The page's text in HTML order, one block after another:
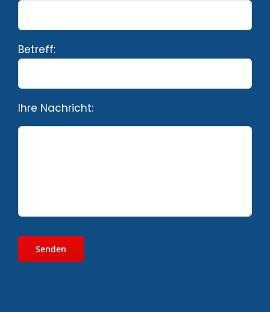
Betreff:
Ihre Nachricht: